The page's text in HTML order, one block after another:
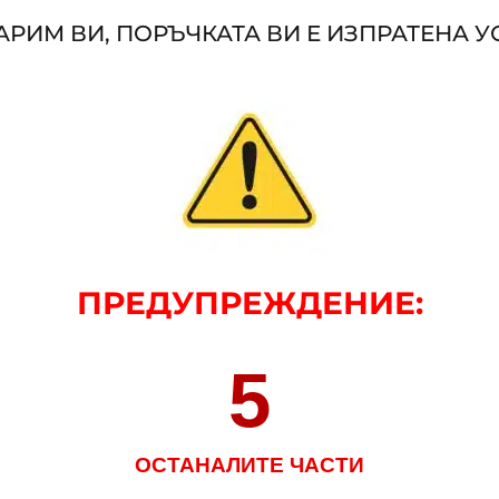
ВИ, ПОРЪЧКАТА ВИ Е ИЗПРАТЕНА
ПРЕДУПРЕЖДЕНИЕ:
ОСТАНАЛИТЕ ЧАСТИ
5